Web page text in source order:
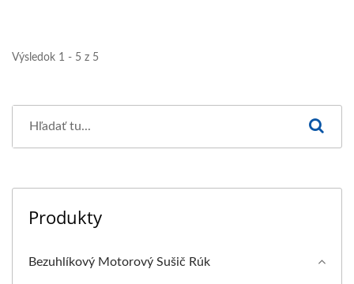
Výsledok 1 - 5 z 5
Produkty
Bezuhlíkový Motorový Sušič Rúk